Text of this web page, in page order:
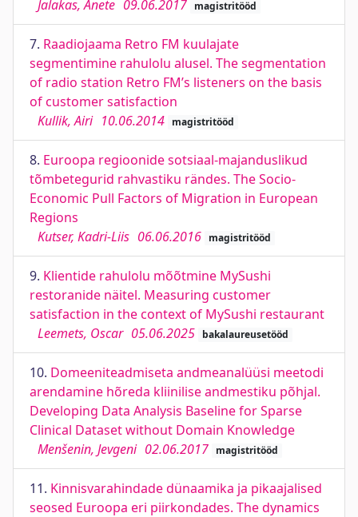
Jalakas, Anete 09.06.2017 magistritööd
7. Raadiojaama Retro FM kuulajate
segmentimine rahulolu alusel. The segmentation
of radio station Retro FM’s listeners on the basis
of customer satisfaction
Kullik, Airi 10.06.2014 magistritööd
8. Euroopa regioonide sotsiaal-majanduslikud
tõmbetegurid rahvastiku rändes. The Socio-
Economic Pull Factors of Migration in European
Regions
Kutser, Kadri-Liis 06.06.2016 magistritööd
9. Klientide rahulolu mõõtmine MySushi
restoranide näitel. Measuring customer
satisfaction in the context of MySushi restaurant
Leemets, Oscar 05.06.2025 bakalaureusetööd
10. Domeeniteadmiseta andmeanalüüsi meetodi
arendamine hõreda kliinilise andmestiku põhjal.
Developing Data Analysis Baseline for Sparse
Clinical Dataset without Domain Knowledge
Menšenin, Jevgeni 02.06.2017 magistritööd
11. Kinnisvarahindade dünaamika ja pikaajalised
seosed Euroopa eri piirkondades. The dynamics